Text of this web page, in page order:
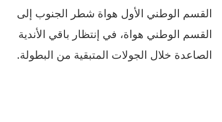
القسم الوطني الأول هواة شطر الجنوب إلى
القسم الوطني هواة، في إنتظار باقي الأندية
الصاعدة خلال الجولات المتبقية من البطولة.